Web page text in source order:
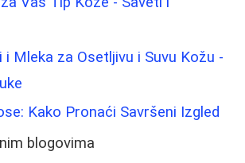
i Mleka za Osetljivu i Suvu Kožu -
Kako Pronaći Savršeni Izgled
blogovima